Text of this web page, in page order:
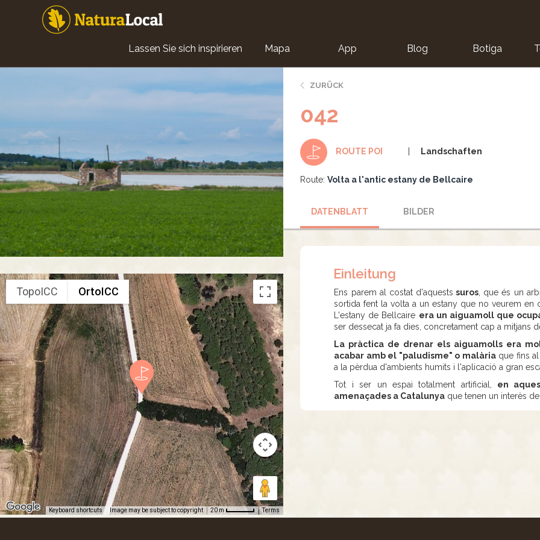
Main
navigation
Lassen Sie sich inspirieren Mapa App Blog Botiga
TopoICC OrtoICC
Keyboard shortcuts Image may be subject to copyright 20 m Terms
ZURÜCK
042
ROUTE POI Landschaften
Route: Volta a l'antic estany de Bellcaire
DATENBLATT BILDER
Einleitung
Ens parem al costat d'aquests suros , que és un
sortida fent la volta a un estany que no veurem en
L'estany de Bellcaire era un aiguamoll que
ser dessecat ja fa dies, concretament cap a mitjans
La pràctica de drenar els aiguamolls era
acabar amb el "paludisme" o malàriaque fins al
a la pèrdua d'ambients humits i l'aplicació a gran
Tot i ser un espai totalment artificial, en
amenaçades a Catalunya que tenen un interès